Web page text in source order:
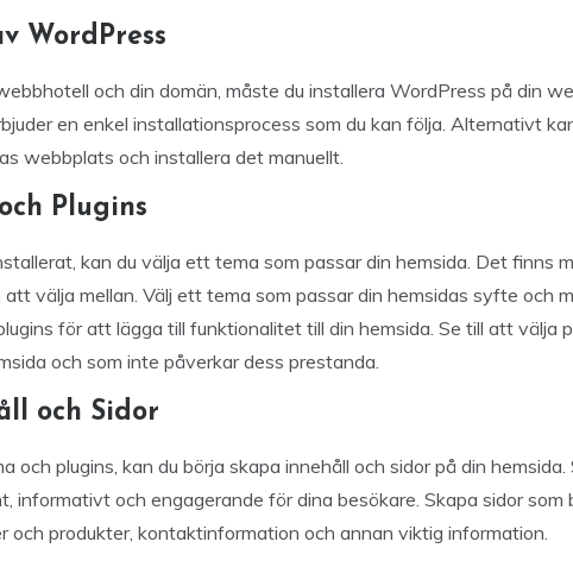
WordPress
och din domän, måste du installera WordPress på din
en enkel installationsprocess som du kan följa. Alternativt
webbplats och installera det manuellt.
Plugins
kan du välja ett tema som passar din hemsida. Det finns
välja mellan. Välj ett tema som passar din hemsidas syfte och
för att lägga till funktionalitet till din hemsida. Se till att välja
och som inte påverkar dess prestanda.
och Sidor
och plugins, kan du börja skapa innehåll och sidor på din
informativt och engagerande för dina besökare. Skapa sidor som
och produkter, kontaktinformation och annan viktig information.